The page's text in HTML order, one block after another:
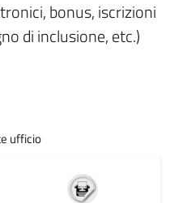
bonus, iscrizioni
di inclusione, etc.)
ufficio